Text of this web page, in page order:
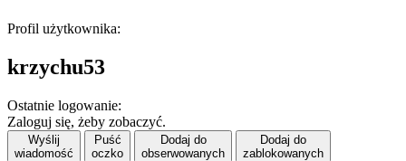
Profil użytkownika:
krzychu53
Ostatnie logowanie:
Zaloguj się, żeby zobaczyć.
Wyślij
wiadomość
Puść
oczko
Dodaj do
obserwowanych
Dodaj do
zablokowanych